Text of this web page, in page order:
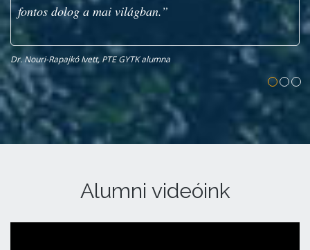
fontos dolog a mai világban.”
Dr. Nouri-Rapajkó Ivett, PTE GYTK alumna
Alumni videóink